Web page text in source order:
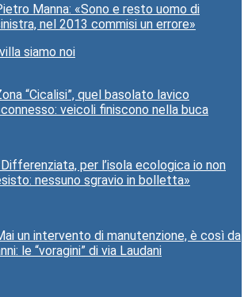
Manna: «Sono e resto uomo di
nel 2013 commisi un errore»
siamo noi
“Cicalisi”, quel basolato lavico
veicoli finiscono nella buca
per l’isola ecologica io non
nessuno sgravio in bolletta»
un intervento di manutenzione, è così da
le “voragini” di via Laudani